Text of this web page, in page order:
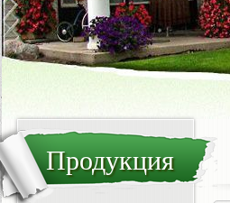
Продукция